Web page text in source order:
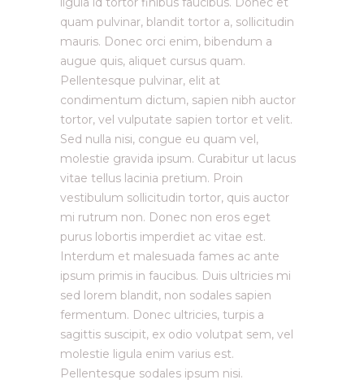
quam pulvinar, blandit tortor a, sollicitudin
mauris. Donec orci enim, bibendum a
augue quis, aliquet cursus quam.
Pellentesque pulvinar, elit at
condimentum dictum, sapien nibh auctor
tortor, vel vulputate sapien tortor et velit.
Sed nulla nisi, congue eu quam vel,
molestie gravida ipsum. Curabitur ut lacus
vitae tellus lacinia pretium. Proin
vestibulum sollicitudin tortor, quis auctor
mi rutrum non. Donec non eros eget
purus lobortis imperdiet ac vitae est.
Interdum et malesuada fames ac ante
ipsum primis in faucibus. Duis ultricies mi
sed lorem blandit, non sodales sapien
fermentum. Donec ultricies, turpis a
sagittis suscipit, ex odio volutpat sem, vel
molestie ligula enim varius est.
Pellentesque sodales ipsum nisi.